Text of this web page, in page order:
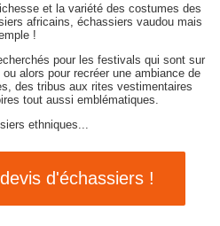
et la variété des costumes des
africains, échassiers vaudou mais
!
pour les festivals qui sont sur
alors pour recréer une ambiance de
des tribus aux rites vestimentaires
tout aussi emblématiques.
ethniques...
d'échassiers !